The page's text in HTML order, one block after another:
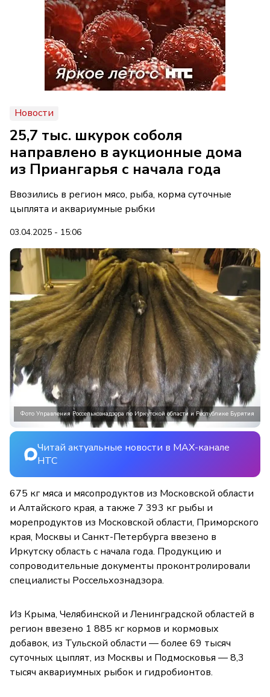
Новости
25,7 тыс. шкурок соболя
направлено в аукционные дома
из Приангарья с начала года
Ввозились в регион мясо, рыба, корма суточные
цыплята и аквариумные рыбки
03.04.2025 - 15:06
Фото Управления Россельхознадзора по Иркутской области и Республике Бурятия
Читай актуальные новости в MAX-канале
НТС
675 кг мяса и мясопродуктов из Московской области
и Алтайского края, а также 7 393 кг рыбы и
морепродуктов из Московской области, Приморского
края, Москвы и Санкт-Петербурга ввезено в
Иркутску область с начала года. Продукцию и
сопроводительные документы проконтролировали
специалисты Россельхознадзора.
Из Крыма, Челябинской и Ленинградской областей в
регион ввезено 1 885 кг кормов и кормовых
добавок, из Тульской области — более 69 тысяч
суточных цыплят, из Москвы и Подмосковья — 8,3
тысяч аквариумных рыбок и гидробионтов.